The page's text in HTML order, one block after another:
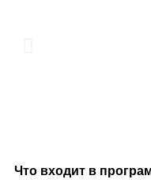
Что входит в